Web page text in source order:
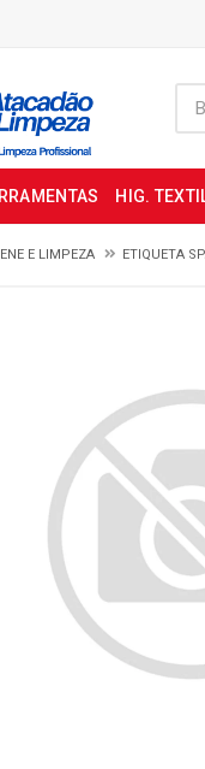
HIG.
E LIMPEZA ETIQUETA